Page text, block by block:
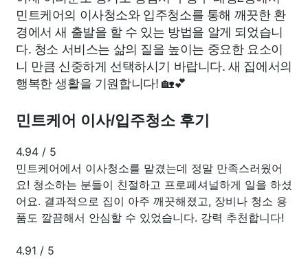
민트케어의 이사청소와 입주청소를 통해 깨끗한 환
경에서 새 출발을 할 수 있는 방법을 알게 되었습니
다. 청소 서비스는 삶의 질을 높이는 중요한 요소이
니 만큼 신중하게 선택하시기 바랍니다. 새 집에서의
행복한 생활을 기원합니다! 🏡💕
민트케어 이사/입주청소 후기
4.94 / 5
민트케어에서 이사청소를 맡겼는데 정말 만족스러웠어
요! 청소하는 분들이 친절하고 프로페셔널하게 일을 하셨
어요. 결과적으로 집이 아주 깨끗해졌고, 장비나 청소 용
품도 깔끔해서 안심할 수 있었습니다. 강력 추천합니다!
4.91 / 5